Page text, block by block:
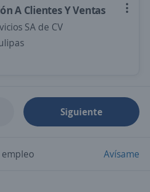
A Clientes Y Ventas
SA de CV
Siguiente
Avísame